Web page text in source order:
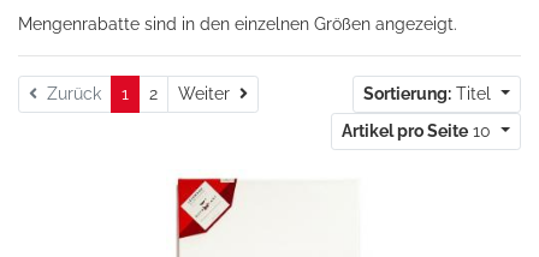
Mengenrabatte sind in den einzelnen Größen angezeigt.
Zurück 1 2 Weiter Weiter Sortierung: Titel
Artikel pro Seite 10